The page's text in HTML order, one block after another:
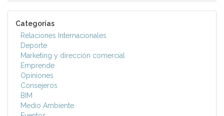
Categorías
Relaciones Internacionales
Deporte
Marketing y dirección comercial
Emprende
Opiniones
Consejeros
BIM
Medio Ambiente